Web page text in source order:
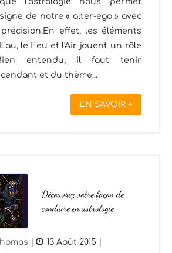
de notre « alter-ego » avec
effet, les éléments
le Feu et l'Air jouent un rôle
entendu, il faut tenir
et du thème...
EN SAVOIR +
Découvrez votre façon de
conduire en astrologie
| 13 Août 2015